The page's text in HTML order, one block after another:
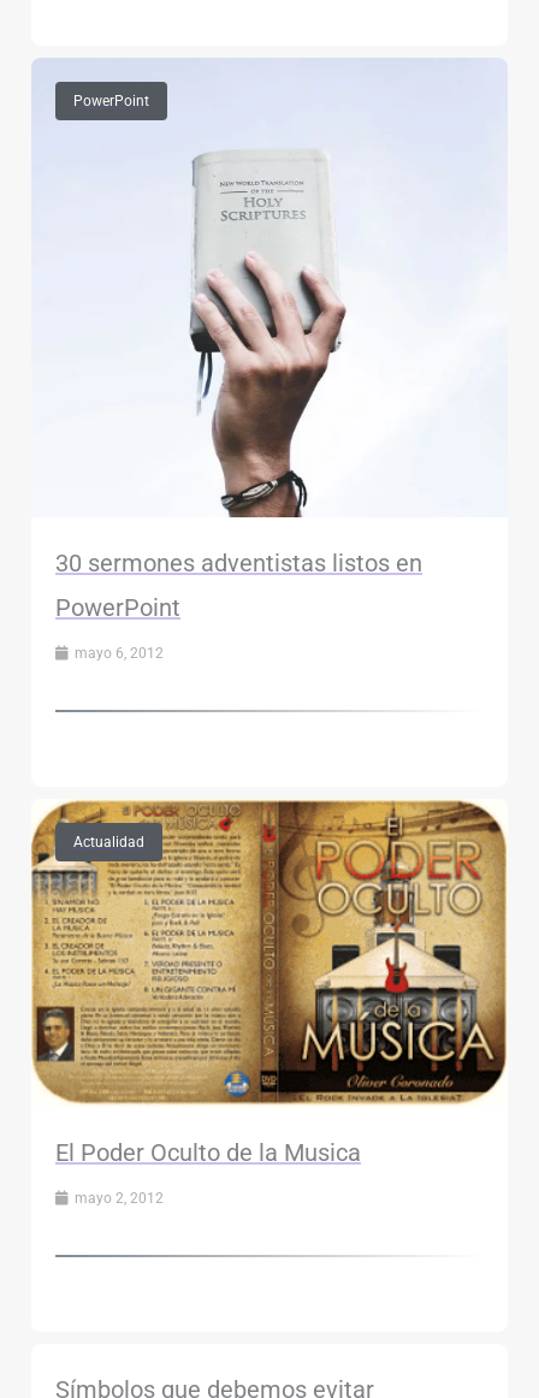
PowerPoint
30 sermones adventistas listos en
PowerPoint
mayo 6, 2012
Actualidad
El Poder Oculto de la Musica
mayo 2, 2012
Símbolos que debemos evitar